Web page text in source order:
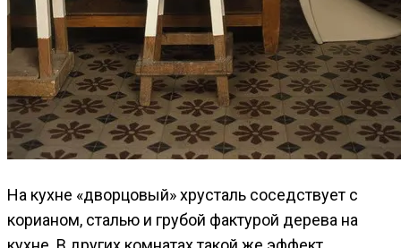
На кухне «дворцовый» хрусталь соседствует с
корианом, сталью и грубой фактурой дерева на